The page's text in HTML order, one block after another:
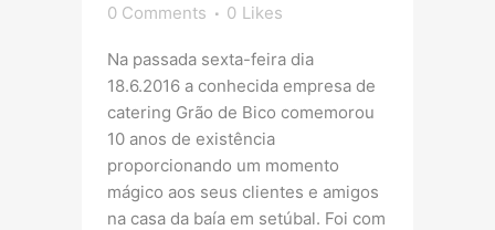
0 Comments
0 Likes
Na passada sexta-feira dia
18.6.2016 a conhecida empresa de
catering Grão de Bico comemorou
10 anos de existência
proporcionando um momento
mágico aos seus clientes e amigos
na casa da baía em setúbal. Foi com